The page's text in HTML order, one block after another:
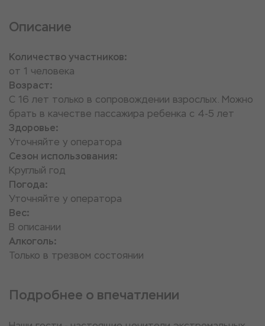
Описание
Количество участников:
от 1 человека
Возраст:
С 16 лет только в сопровождении взрослых. Можно
брать в качестве пассажира ребенка с 4-5 лет
Здоровье:
Уточняйте у оператора
Сезон использования:
Круглый год
Погода:
Уточняйте у оператора
Вес:
В описании
Алкоголь:
Только в трезвом состоянии
Подробнее о впечатлении